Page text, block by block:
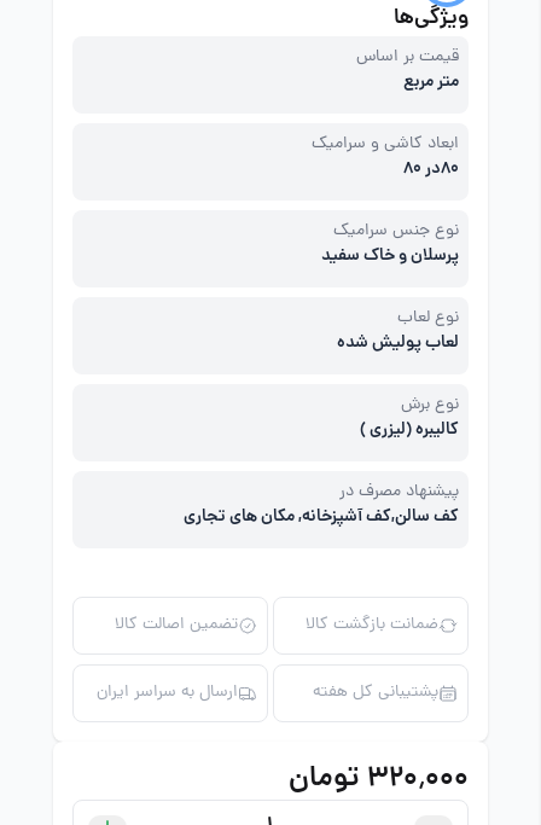
ویژگی‌ها
قیمت بر اساس
متر مربع
ابعاد کاشی و سرامیک
80در 80
نوع جنس سرامیک
پرسلان و خاک سفید
نوع لعاب
لعاب پولیش شده
نوع برش
کالیبره (لیزری )
پیشنهاد مصرف در
کف سالن,کف آشپزخانه, مکان های تجاری
ضمانت بازگشت کالا تضمین اصالت کالا
پشتیبانی کل هفته ارسال به سراسر ایران
۳۲۰٬۰۰۰ تومان